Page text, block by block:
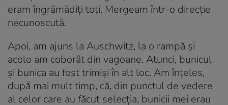
eram îngrămădiți toți. Mergeam într-o direcție
necunoscută.
Apoi, am ajuns la Auschwitz, la o rampă și
acolo am coborât din vagoane. Atunci, bunicul
și bunica au fost trimiși în alt loc. Am înțeles,
după mai mult timp, că, din punctul de vedere
al celor care au făcut selecția, bunicii mei erau